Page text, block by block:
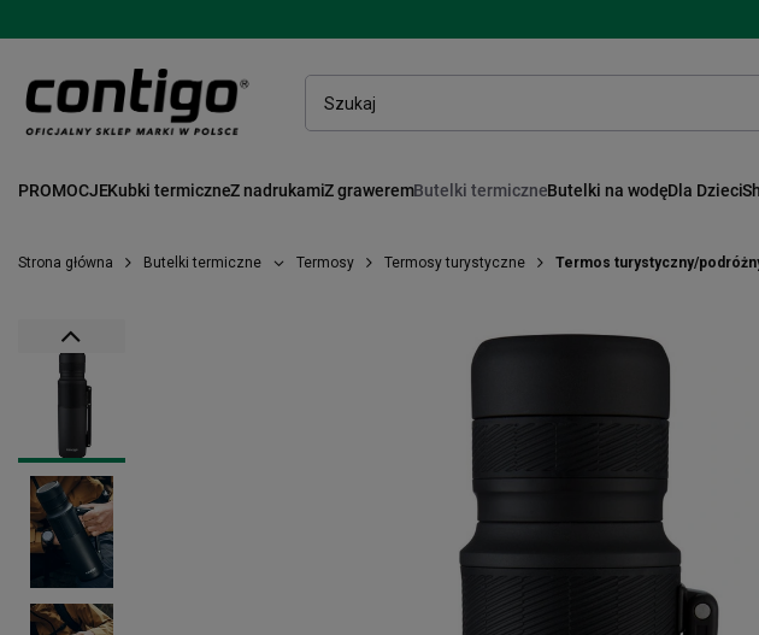
PROMOCJEKubki termiczneZ nadrukamiZ graweremButelki termiczneButelki na wodęDla Dzieci
Strona główna Butelki termiczne Termosy Termosy turystyczne Termos turystyczny/